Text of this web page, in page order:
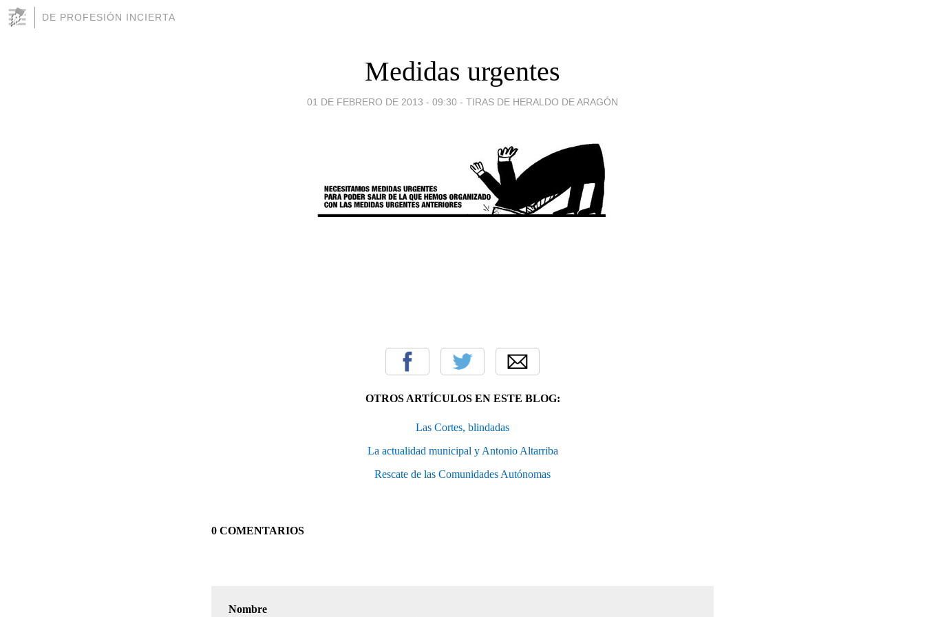
DE PROFESIÓN INCIERTA
Medidas urgentes
01 DE FEBRERO DE 2013 - 09:30 - TIRAS DE HERALDO DE ARAGÓN
OTROS ARTÍCULOS EN ESTE BLOG:
Las Cortes, blindadas
La actualidad municipal y Antonio Altarriba
Rescate de las Comunidades Autónomas
0 COMENTARIOS
Nombre